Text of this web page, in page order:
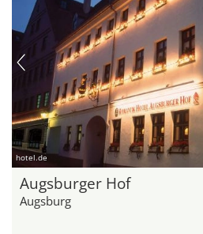
hotel.de
Augsburger Hof
Augsburg